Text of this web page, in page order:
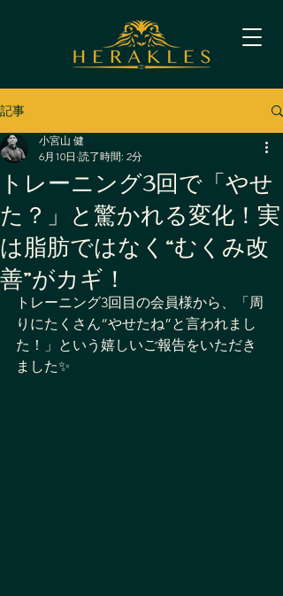
記事
トレーニング3回で「やせ
た？」と驚かれる変化！実
は脂肪ではなく“むくみ改
善”がカギ！
小宮山 健
6月10日 読了時間: 2分
トレーニング3回目の会員様から、「周
りにたくさん“やせたね”と言われまし
た！」という嬉しいご報告をいただき
ました✨